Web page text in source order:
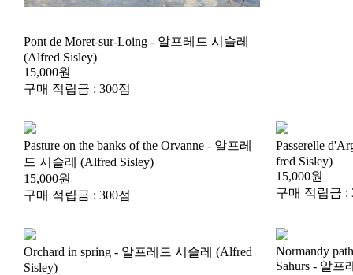
(Alfred Sisley)
15,000원
구매 적립금 : 300점
드 시슬레 (Alfred Sisley)
15,000원
구매 적립금 : 300점
fred Sisley)
15,000원
구매 적립금 :
Sisley)
Sahurs - 알프